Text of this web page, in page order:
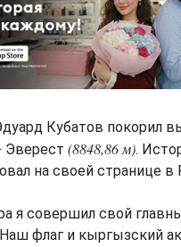
Кубатов покорил
Эверест (8848,86 м).
на своей странице в
я совершил свой
флаг и кыргызский